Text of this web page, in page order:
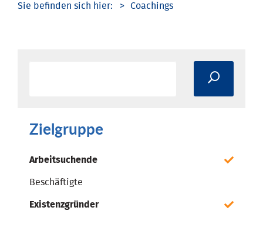
Coachings
Zielgruppe
Arbeitsuchende
Beschäftigte
Existenzgründer